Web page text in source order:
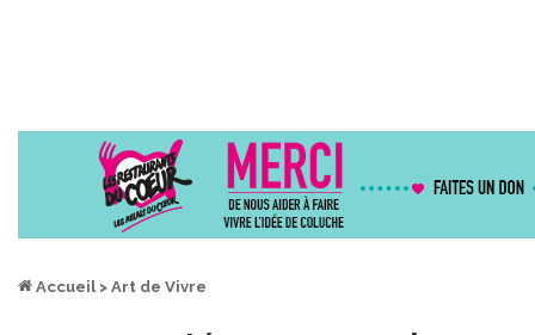
Accueil > Art de Vivre